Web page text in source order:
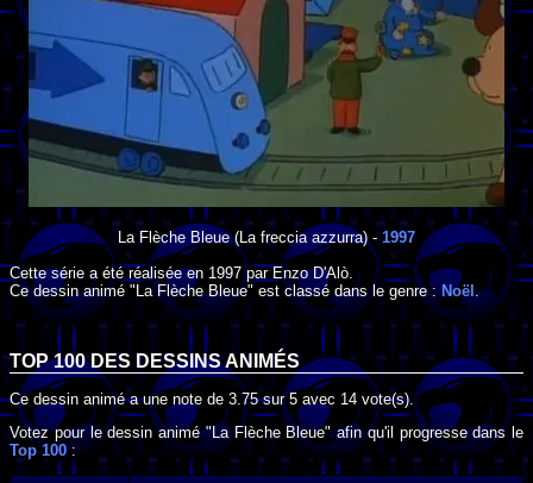
La Flèche Bleue(La freccia azzurra) - 1997
Cette série a été réalisée en 1997parEnzo D'Alò
Ce dessin animé "La Flèche Bleue" est classé dans le genre : Noël.
TOP 100 DESDESSINS ANIMÉS
Ce dessin animé a une note de3.75sur5 avec 14vote(s).
Votez pour le dessin animé "La Flèche Bleue" afin qu'il progresse dans le
Top 100: